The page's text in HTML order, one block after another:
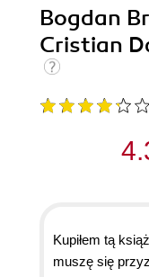
Bogdan
Cristian
Kupiłem tą
muszę się